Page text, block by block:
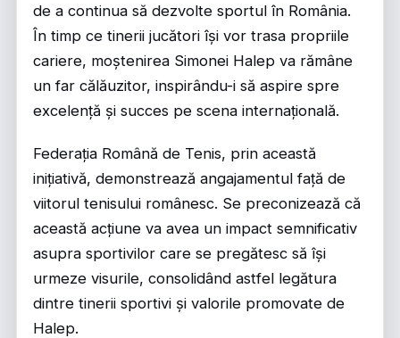
de a continua să dezvolte sportul în România.
În timp ce tinerii jucători își vor trasa propriile
cariere, moștenirea Simonei Halep va rămâne
un far călăuzitor, inspirându-i să aspire spre
excelență și succes pe scena internațională.
Federația Română de Tenis, prin această
inițiativă, demonstrează angajamentul față de
viitorul tenisului românesc. Se preconizează că
această acțiune va avea un impact semnificativ
asupra sportivilor care se pregătesc să își
urmeze visurile, consolidând astfel legătura
dintre tinerii sportivi și valorile promovate de
Halep.